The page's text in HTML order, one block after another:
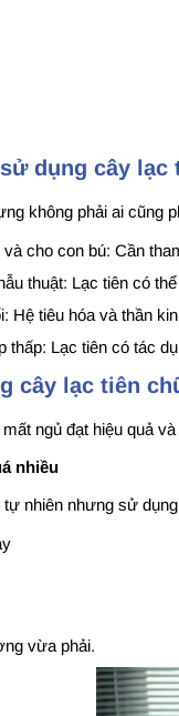
dụng cây lạc
không phải ai cũng
cho con bú: Cần
thuật: Lạc tiên có
Hệ tiêu hóa và thần
thấp: Lạc tiên có tác
cây lạc tiên
ngủ đạt hiệu quả
nhiều
nhiên nhưng sử
vừa phải.